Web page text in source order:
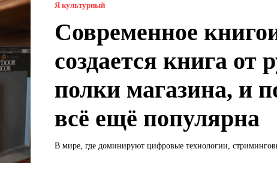
Я культурный
Современное
создается книга от
полки магазина, и
всё ещё популярна
В мире, где доминируют цифровые технологии,